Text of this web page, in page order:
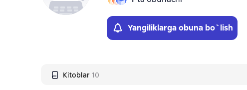
Yangiliklarga obuna bo`lish
Kitoblar 10